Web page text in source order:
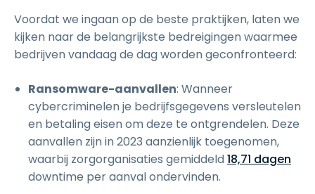
Voordat we ingaan op de beste praktijken, laten we
kijken naar de belangrijkste bedreigingen waarmee
bedrijven vandaag de dag worden geconfronteerd:
Ransomware-aanvallen: Wanneer
cybercriminelen je bedrijfsgegevens versleutelen
en betaling eisen om deze te ontgrendelen. Deze
aanvallen zijn in 2023 aanzienlijk toegenomen,
waarbij zorgorganisaties gemiddeld18,71 dagen
downtime per aanval ondervinden.